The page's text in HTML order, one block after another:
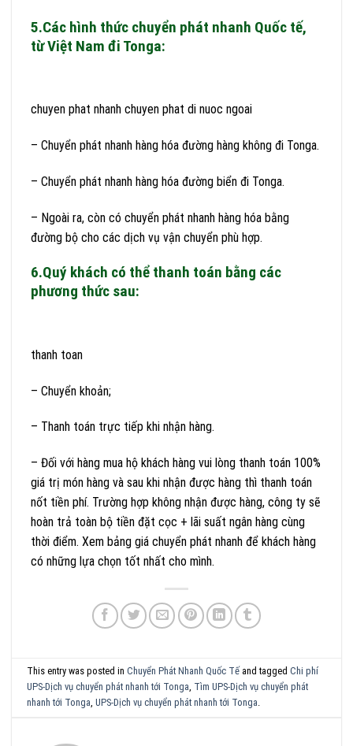
5.Các hình thức chuyển phát nhanh Quốc tế,
từ Việt Nam đi Tonga:
chuyen phat nhanh chuyen phat di nuoc ngoai
– Chuyển phát nhanh hàng hóa đường hàng không đi Tonga.
– Chuyển phát nhanh hàng hóa đường biển đi Tonga.
– Ngoài ra, còn có chuyển phát nhanh hàng hóa bằng
đường bộ cho các dịch vụ vận chuyển phù hợp.
6.Quý khách có thể thanh toán bằng các
phương thức sau:
thanh toan
– Chuyển khoản;
– Thanh toán trực tiếp khi nhận hàng.
– Đối với hàng mua hộ khách hàng vui lòng thanh toán 100%
giá trị món hàng và sau khi nhận được hàng thì thanh toán
nốt tiền phí. Trường hợp không nhận được hàng, công ty sẽ
hoàn trả toàn bộ tiền đặt cọc + lãi suất ngân hàng cùng
thời điểm. Xem bảng giá chuyển phát nhanh để khách hàng
có những lựa chọn tốt nhất cho mình.
This entry was posted inChuyển Phát Nhanh Quốc Tế and taggedChi phí
UPS-Dịch vụ chuyển phát nhanh tới Tonga, Tìm UPS-Dịch vụ chuyển phát
nhanh tới Tonga,UPS-Dịch vụ chuyển phát nhanh tới Tonga.